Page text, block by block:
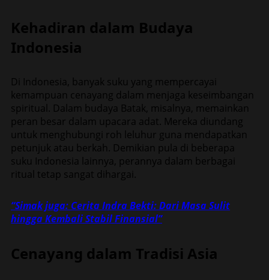
Kehadiran dalam Budaya
Indonesia
Di Indonesia, banyak suku yang mempercayai
kemampuan cenayang dalam menjaga keseimbangan
spiritual. Dalam budaya Batak, misalnya, memainkan
peran besar dalam upacara adat. Mereka diundang
untuk menghubungi roh leluhur guna mendapatkan
petunjuk atau berkah. Demikian pula di beberapa
suku Indonesia lainnya, perannya dalam berbagai
ritual tetap sangat dihargai.
“Simak juga: Cerita Indra Bekti: Dari Masa Sulit
hingga Kembali Stabil Finansial”
Cenayang dalam Tradisi Asia